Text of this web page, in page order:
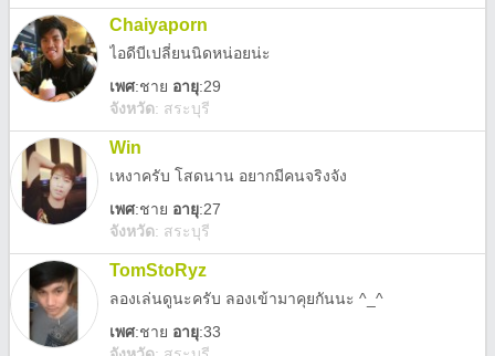
Chaiyaporn
ไอดีบีเปลี่ยนนิดหน่อยน่ะ
เพศ:ชาย อายุ:29
จังหวัด: สระบุรี
Win
เหงาครับ โสดนาน อยากมีคนจริงจัง
เพศ:ชาย อายุ:27
จังหวัด: สระบุรี
TomStoRyz
ลองเล่นดูนะครับ ลองเข้ามาคุยกันนะ ^_^
เพศ:ชาย อายุ:33